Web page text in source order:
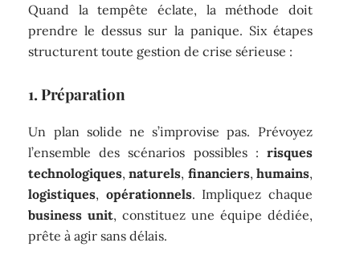
Quand la tempête éclate, la méthode doit
prendre le dessus sur la panique. Six étapes
structurent toute gestion de crise sérieuse :
1. Préparation
Un plan solide ne s’improvise pas. Prévoyez
l’ensemble des scénarios possibles : risques
technologiques,naturels, financiers, humains,
logistiques, opérationnels. Impliquez chaque
business unit, constituez une équipe dédiée,
prête à agir sans délais.